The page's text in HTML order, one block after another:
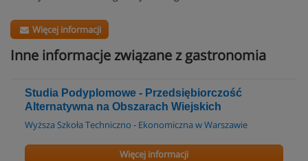
Więcej informacji
Inne informacje związane z gastronomia
Studia Podyplomowe - Przedsiębiorczość
Alternatywna na Obszarach Wiejskich
Wyższa Szkoła Techniczno - Ekonomiczna w Warszawie
Więcej informacji